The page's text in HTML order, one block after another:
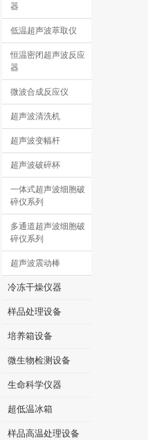
器
低温超声波萃取仪
恒温密闭超声波反应
器
微波合成反应仪
超声波清洗机
超声波变幅杆
超声波破碎杯
一体式超声波细胞破
碎仪系列
多通道超声波细胞破
碎仪系列
超声波震动棒
冷冻干燥仪器
样品处理设备
培养箱设备
微生物检测设备
生命科学仪器
超低温冰箱
样品高温处理设备